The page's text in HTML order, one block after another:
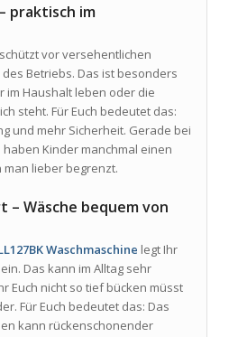
praktisch im
schützt vor versehentlichen
Betriebs. Das ist besonders
im Haushalt leben oder die
steht. Für Euch bedeutet das:
und mehr Sicherheit. Gerade bei
Kinder manchmal einen
man lieber begrenzt.
– Wäsche bequem von
Waschmaschine legt Ihr
Das kann im Alltag sehr
Euch nicht so tief bücken müsst
Für Euch bedeutet das: Das
kann rückenschonender